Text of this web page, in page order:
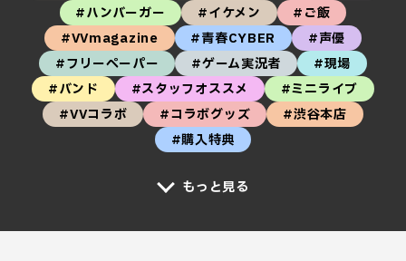
#ハンバーガー
#イケメン
#ご飯
#VVmagazine
#青春CYBER
#声優
#フリーペーパー
#ゲーム実況者
#現場
#バンド
#スタッフオススメ
#ミニライブ
#VVコラボ
#コラボグッズ
#渋谷本店
#購入特典
もっと見る